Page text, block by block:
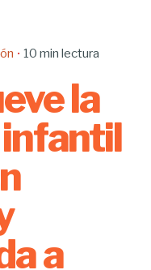
10 min lectura
la
a